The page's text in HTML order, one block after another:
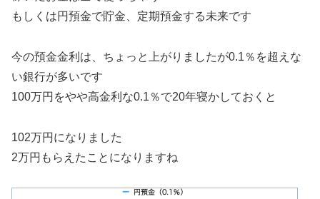
もしくは円預金で貯金、定期預金する未来です
今の預金金利は、ちょっと上がりましたが0.1％を超えな
い銀行が多いです
100万円をやや高金利な0.1％で20年寝かしておくと
102万円になりました
2万円もらえたことになりますね